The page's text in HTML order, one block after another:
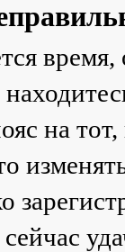
время,
на